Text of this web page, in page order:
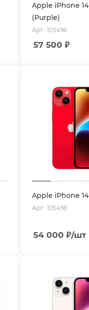
Apple iPhone 14
(Purple)
Арт.: 105496
57 500 ₽
Apple iPhone 14
Арт.: 105498
54 000 ₽/шт